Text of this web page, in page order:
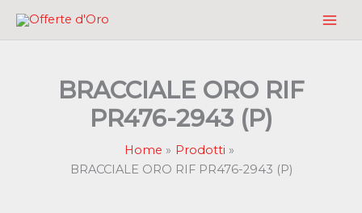
BRACCIALE ORO RIF
PR476-2943 (P)
Home
Prodotti
BRACCIALE ORO RIF PR476-2943 (P)